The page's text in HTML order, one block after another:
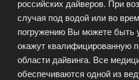
российских дайверов. При
случая под водой или во
погружению Вы можете быть
окажут квалифицированную
области дайвинга. Все
обеспечиваются одной из